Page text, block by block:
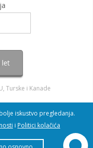
let
Turske i Kanade
iskustvo pregledanja.
i Politici kolačića